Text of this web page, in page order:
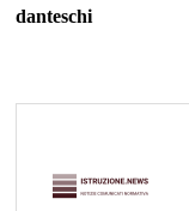
danteschi